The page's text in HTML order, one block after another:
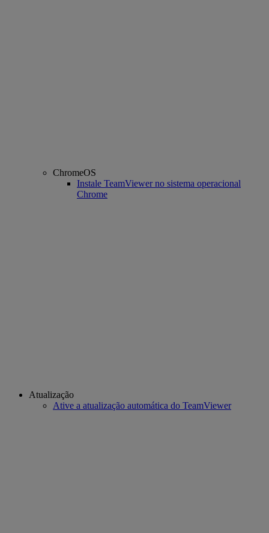
ChromeOS
Instale TeamViewer no sistema operacional
Chrome
Atualização
Ative a atualização automática do TeamViewer